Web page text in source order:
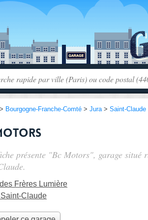
> Bourgogne-Franche-Comté > Jura> Saint-Claude
présente "Bc Motors", garage situé
Frères Lumière
Claude